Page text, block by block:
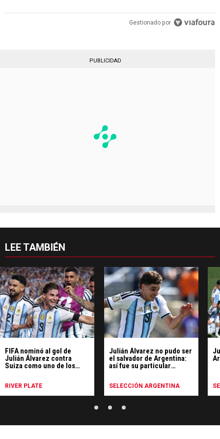
Gestionado por
PUBLICIDAD
LEE TAMBIÉN
FIFA nominó al gol de
Julián Álvarez contra
Suiza como uno de los
RIVER PLATE
Julián Álvarez no pudo ser
el salvador de Argentina:
así fue su particular
SELECCIÓN ARGENTINA